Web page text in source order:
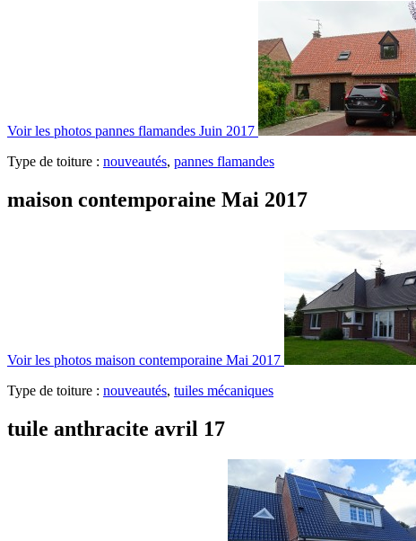
Voir les photos pannes flamandes Juin 2017
Type de toiture : nouveautés, pannes flamandes
maison contemporaine Mai 2017
Voir les photos maison contemporaine Mai 2017
Type de toiture : nouveautés, tuiles mécaniques
tuile anthracite avril 17